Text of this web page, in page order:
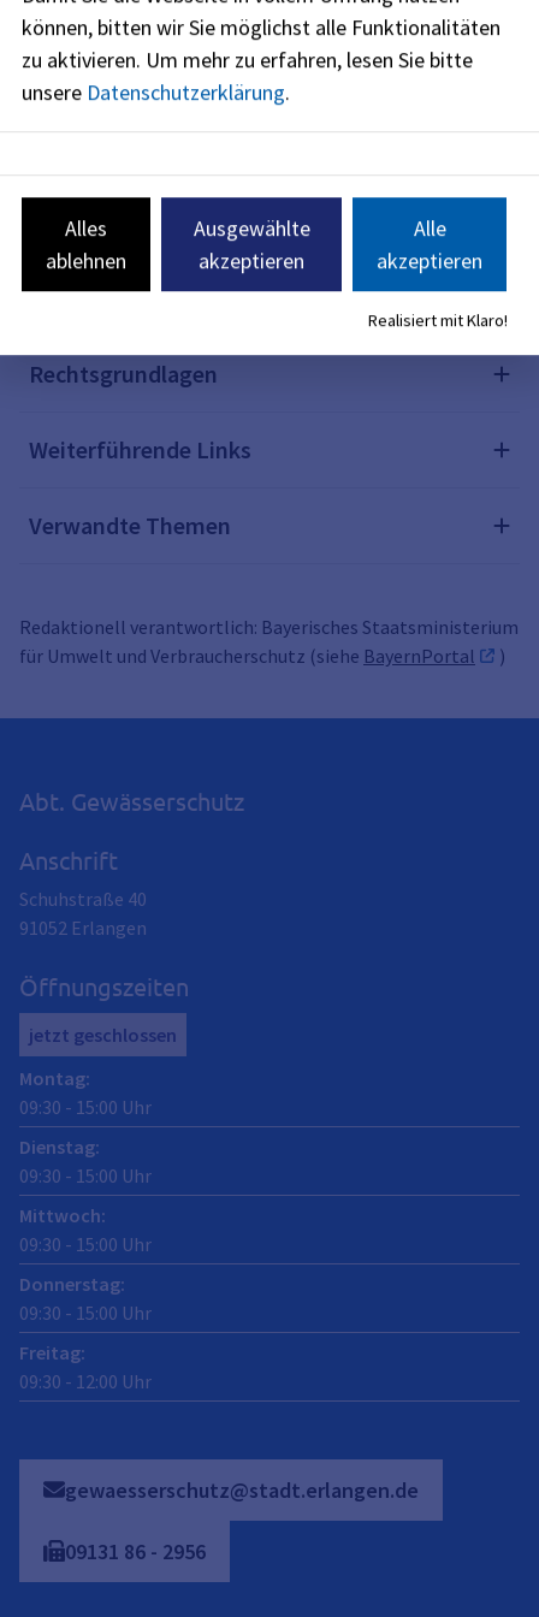
damit den Gang zur Behörde.
Hinweise
Fristen
Rechtsgrundlagen
Weiterführende Links
Verwandte Themen
Redaktionell verantwortlich: Bayerisches Staatsministerium
für Umwelt und Verbraucherschutz (siehe BayernPortal )
Abt. Gewässerschutz
Anschrift
Schuhstraße 40
91052 Erlangen
Öffnungszeiten
jetzt geschlossen
Montag:
09:30 - 15:00 Uhr
Dienstag:
09:30 - 15:00 Uhr
Mittwoch:
09:30 - 15:00 Uhr
Donnerstag:
09:30 - 15:00 Uhr
Freitag:
09:30 - 12:00 Uhr
gewaesserschutz@stadt.erlangen.de
09131 86 - 2956
können, bitten wir Sie möglichst alle Funktionalitäten
zu aktivieren. Um mehr zu erfahren, lesen Sie bitte
unsere Datenschutzerklärung.
Alles
ablehnen
Ausgewählte
akzeptieren
Alle
akzeptieren
Realisiert mit Klaro!